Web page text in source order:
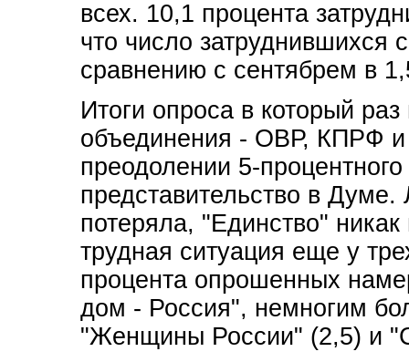
всех. 10,1 процента
что число затруднившихся
сравнению с сентябрем в
Итоги опроса в который
объединения - ОВР, КПРФ и
преодолении 5-
представительство в
потеряла, "Единство"
трудная ситуация еще у
процента опрошенных
дом - Россия", немногим
"Женщины России" (2,5) и